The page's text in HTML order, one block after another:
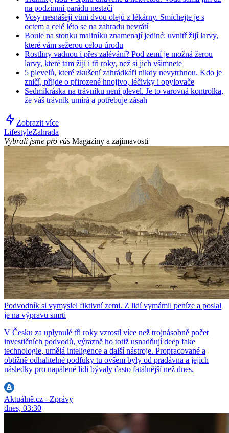
na podzimní parádu nestačí
Vosy nesnášejí vůni dvou olejů z lékárny. Smíchejte je s
octem a celé léto se na zahradu nevrátí
Boule na stonku maliníku znamenají jediné: uvnitř žijí larvy,
které vám sežerou celou úrodu
Rostliny vadnou i přes zalévání? Pod zemí je možná žerou
larvy, které tam žijí i tři roky, než si jich všimnete
5 plevelů, které zkušení zahrádkáři nikdy nevytrhnou. Kdo je
zničí, přijde o přirozené hnojivo, léčivky i opylovače
Sedmikráska na trávníku není plevel. Je to varovná kontrolka,
že váš trávník umírá a potřebuje zásah
Zobrazit více
LifestyleZahrada
Vybrali jsme pro vás Magazíny a zajímavosti
Podvodník si vymyslel fiktivní zemi. Z lidí vymámil peníze a poslal
je na výpravu smrti
V Česku za uplynulé tři roky vzrostl více než trojnásobně počet
investičních podvodů, výrazně ho totiž usnadňují deep fake
technologie, umělá inteligence a další nástroje. Propracované a
obtížně odhalitelné podfuky tu ovšem byly od pradávna a jejich
následky pro napálené lidi bývaly často fatálnější než dnes.
Aktuálně.cz - Zprávy
dnes, 03:30